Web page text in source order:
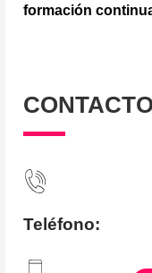
formación
Teléfono: